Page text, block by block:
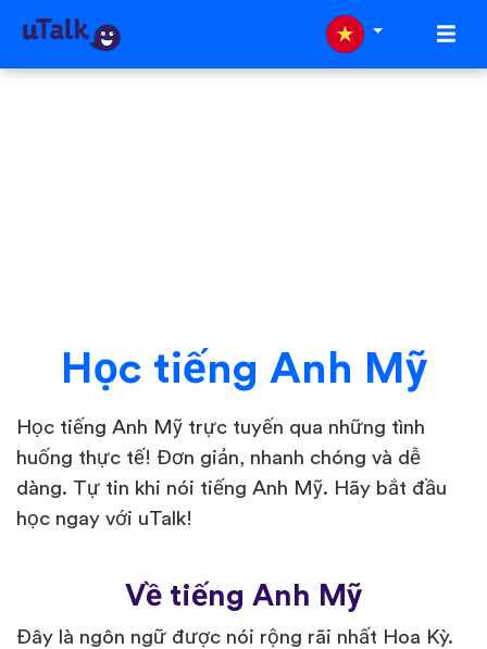
Học tiếng Anh Mỹ
Học tiếng Anh Mỹ trực tuyến qua những tình
huống thực tế! Đơn giản, nhanh chóng và dễ
dàng. Tự tin khi nói tiếng Anh Mỹ. Hãy bắt đầu
học ngay với uTalk!
Về tiếng Anh Mỹ
Đây là ngôn ngữ được nói rộng rãi nhất Hoa Kỳ.